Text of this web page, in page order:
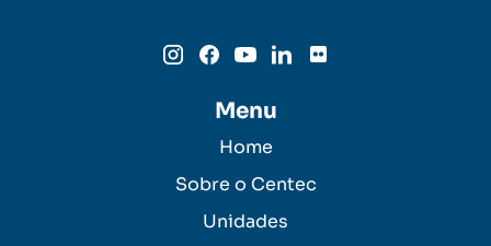
Menu
Home
Sobre o Centec
Unidades